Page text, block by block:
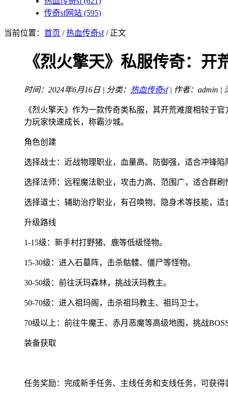
传奇sf网站 (595)
当前位置： 首页 /热血传奇sf/ 正文
《烈火擎天》私服传奇：开
时间：2024年6月16日 | 分类： 热血传奇sf| 作者：admin |
《烈火擎天》作为一款传奇类私服，其开荒难度相较于
力玩家快速成长，称霸沙城。
角色创建
选择战士：近战物理职业，血量高、防御强，适合冲锋陷
选择法师：远程魔法职业，攻击力高、范围广，适合群刷
选择道士：辅助治疗职业，有召唤物、隐身术等技能，适
升级路线
1-15级：新手村打野猪、鹿等低级怪物。
15-30级：进入石墓阵，击杀骷髅、僵尸等怪物。
30-50级：前往沃玛森林，挑战沃玛教主。
50-70级：进入祖玛阁，击杀祖玛教主、祖玛卫士。
70级以上：前往牛魔王、赤月恶魔等高级地图，挑战BOSS
装备获取
任务奖励：完成新手任务、主线任务和支线任务，可获得